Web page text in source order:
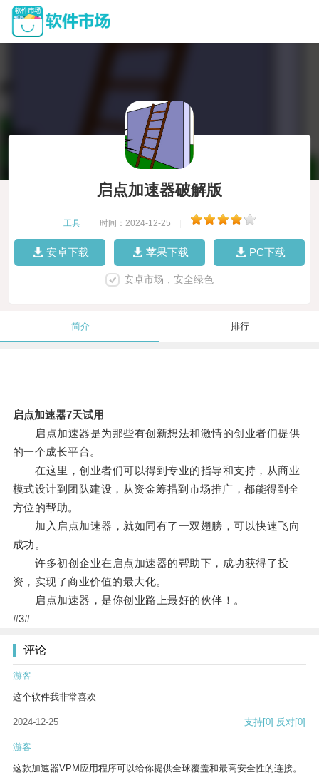
启点加速器破解版
工具 时间：2024-12-25
安卓下载 苹果下载 PC下载
安卓市场，安全绿色
简介 排行
启点加速器7天试用
启点加速器是为那些有创新想法和激情的创业者们提供
的一个成长平台。
在这里，创业者们可以得到专业的指导和支持，从商业
模式设计到团队建设，从资金筹措到市场推广，都能得到全
方位的帮助。
加入启点加速器，就如同有了一双翅膀，可以快速飞向
成功。
许多初创企业在启点加速器的帮助下，成功获得了投
资，实现了商业价值的最大化。
启点加速器，是你创业路上最好的伙伴！。
#3#
评论
游客
这个软件我非常喜欢
2024-12-25 支持[0] 反对[0]
游客
这款加速器VPM应用程序可以给你提供全球覆盖和最高安全性的连接。